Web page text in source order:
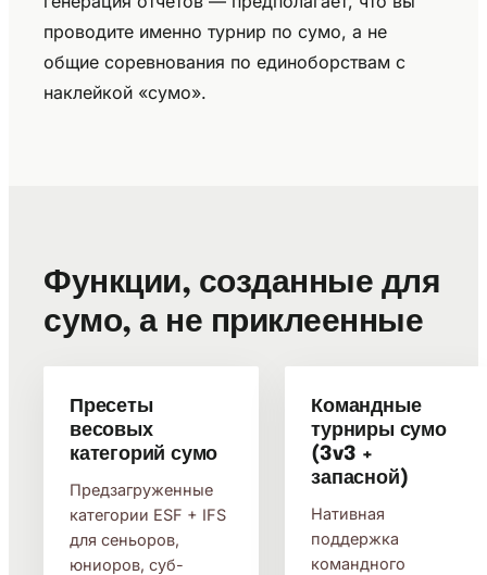
проводите именно турнир по сумо, а не
общие соревнования по единоборствам с
наклейкой «сумо».
Функции, созданные для
сумо, а не приклеенные
Пресеты
весовых
категорий сумо
Предзагруженные
категории ESF + IFS
для сеньоров,
юниоров, суб-
Командные
турниры сумо
(3v3 +
запасной)
Нативная
поддержка
командного